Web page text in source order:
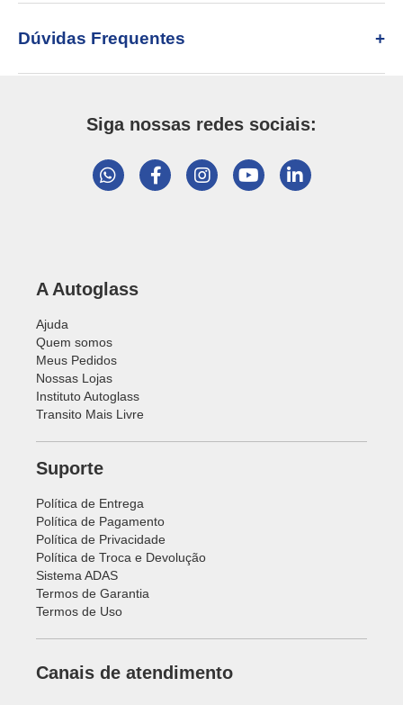
Dúvidas Frequentes
Siga nossas redes sociais:
A Autoglass
Ajuda
Quem somos
Meus Pedidos
Nossas Lojas
Instituto Autoglass
Transito Mais Livre
Suporte
Política de Entrega
Política de Pagamento
Política de Privacidade
Política de Troca e Devolução
Sistema ADAS
Termos de Garantia
Termos de Uso
Canais de atendimento